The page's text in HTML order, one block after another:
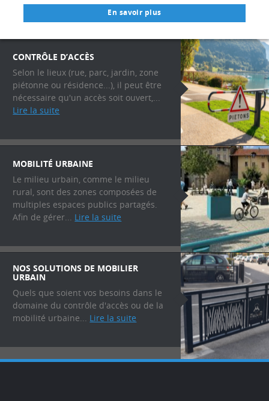
En savoir plus
CONTRÔLE D’ACCÈS
Selon le lieux (rue, parc, jardin, zone
piétonne ou résidence...), il peut être
nécessaire qu'un accès soit ouvert,...
Lire la suite
MOBILITÉ URBAINE
Le milieu urbain, comme le milieu
rural, sont des zones composées de
multiples espaces publics partagés.
Afin de gérer... Lire la suite
NOS SOLUTIONS DE MOBILIER
URBAIN
Quels que soient vos besoins dans le
domaine du contrôle d'accès ou de la
mobilité urbaine... Lire la suite